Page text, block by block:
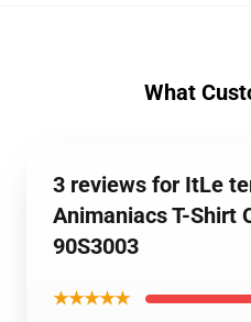
What
3 reviews for ItLe
Animaniacs T-Shirt
90S3003
★★★★★